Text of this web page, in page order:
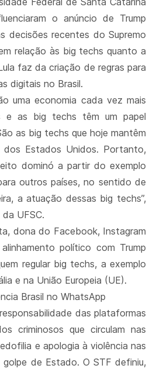
o anúncio de Trump
decisões recentes do Supremo
relação às big techs quanto a
faz da criação de regras para
digitais no Brasil.
uma economia cada vez mais
e as big techs têm um papel
as big techs que hoje mantêm
dos Estados Unidos. Portanto,
dominó a partir do exemplo
outros países, no sentido de
a atuação dessas big techs”,
UFSC.
dona do Facebook, Instagram
político com Trump
regular big techs, a exemplo
e na União Europeia (UE).
Brasil no WhatsApp
das plataformas
criminosos que circulam nas
e apologia à violência nas
de Estado. O STF definiu,